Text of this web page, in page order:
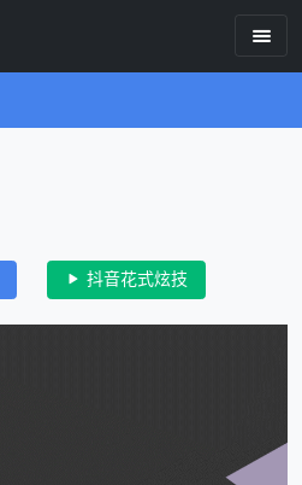
抖音花式炫技